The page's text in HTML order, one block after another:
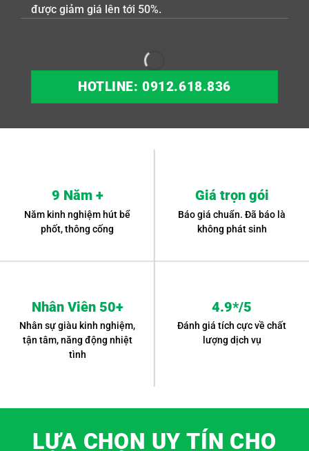
được giảm giá lên tới 50%.
HOTLINE: 0912.618.836
9 Năm +
Năm kinh nghiệm hút bể
phốt, thông cống
Giá trọn gói
Báo giá chuẩn. Đã báo là
không phát sinh
Nhân Viên 50+
Nhân sự giàu kinh nghiệm,
tận tâm, năng động nhiệt
tình
4.9*/5
Đánh giá tích cực về chất
lượng dịch vụ
LỰA CHỌN UY TÍN CHO